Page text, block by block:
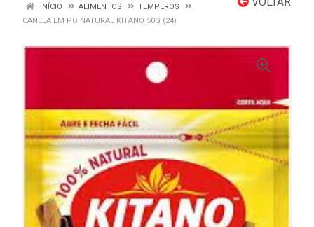
INÍCIO ALIMENTOS
TEMPEROS
CANELA EM PO NATURAL KITANO 50G (24)